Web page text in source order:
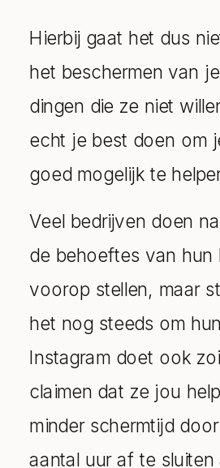
Hierbij gaat het dus
het beschermen van
dingen die ze niet
echt je best doen om
goed mogelijk te
Veel bedrijven doen
de behoeftes van hun
voorop stellen, maar
het nog steeds om
Instagram doet ook
claimen dat ze jou
minder schermtijd
aantal uur af te sluiten